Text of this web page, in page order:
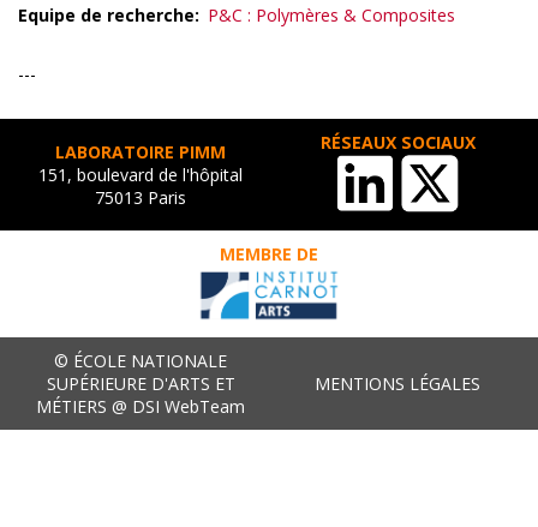
Equipe de recherche
P&C : Polymères & Composites
---
LABORATOIRE PIMM
151, boulevard de l'hôpital
75013 Paris
RÉSEAUX SOCIAUX
MEMBRE DE
© ÉCOLE NATIONALE
SUPÉRIEURE D'ARTS ET
MÉTIERS @ DSI WebTeam
MENTIONS LÉGALES